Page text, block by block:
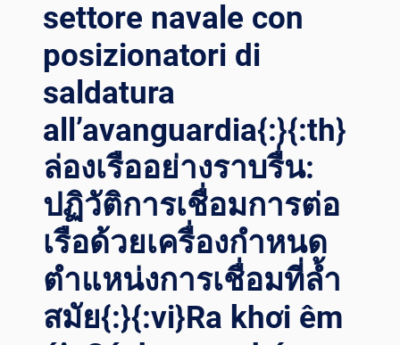
RECISIONE: O
TTIMIZZAZIONE D
ELLA S
ALDATURA D
ETROLIO E
G
AS C
ON S
OLUZIONI D
I P
OSIZIONAMENTO A
LL’AVANGUARDIA{:}{
:TH}ก
ำลังท
ี่แ
settore navale con
posizionatori di
saldatura
all’avanguardia{:}{:th}
ล่องเรืออย่างราบรื่น:
ปฏิวัติการเชื่อมการต่อ
เรือด้วยเครื่องกำหนด
ตำแหน่งการเชื่อมที่ล้ำ
สมัย{:}{:vi}Ra khơi êm